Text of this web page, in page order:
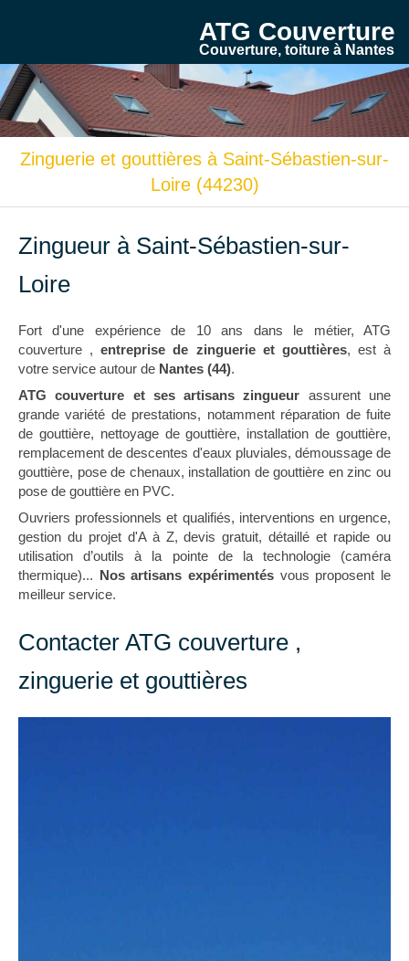
ATG Couverture
Couverture, toiture à Nantes
Zinguerie et gouttières à Saint-Sébastien-sur-
Loire (44230)
Zingueur à Saint-Sébastien-sur-
Loire
Fort d'une expérience de 10 ans dans le métier, ATG
couverture ,entreprise de zinguerie et gouttières, est à
votre service autour de Nantes (44).
ATG couverture et ses artisans zingueur assurent une
grande variété de prestations, notamment réparation de fuite
de gouttière, nettoyage de gouttière, installation de gouttière,
remplacement de descentes d'eaux pluviales, démoussage de
gouttière, pose de chenaux, installation de gouttière en zinc ou
pose de gouttière en PVC.
Ouvriers professionnels et qualifiés, interventions en urgence,
gestion du projet d'A à Z, devis gratuit, détaillé et rapide ou
utilisation d’outils à la pointe de la technologie (caméra
thermique)... Nos artisans expérimentés vous proposent le
meilleur service.
Contacter ATG couverture ,
zinguerie et gouttières